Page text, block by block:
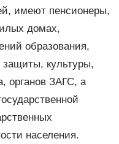
имеют пенсионеры,
домах,
образования,
защиты, культуры,
органов ЗАГС, а
населения.